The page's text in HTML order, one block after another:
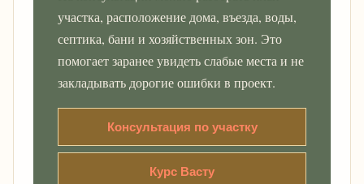
участка, расположение дома, въезда, воды,
септика, бани и хозяйственных зон. Это
помогает заранее увидеть слабые места и не
закладывать дорогие ошибки в проект.
Консультация по участку
Курс Васту